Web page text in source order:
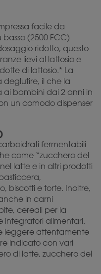
facile da
(2500 FCC)
ridotto, questo
lievi al lattosio e
di lattosio.* La
il che la
bambini dai 2 anni in
un comodo dispenser
fermentabili
come “zucchero del
latte e in altri prodotti
biscotti e torte. Inoltre,
in carni
cereali per la
integratori alimentari.
leggere attentamente
indicato con vari
di latte, zucchero del